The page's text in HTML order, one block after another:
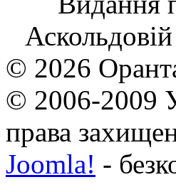
© 2026
© 2006-2009
права
Joomla! -